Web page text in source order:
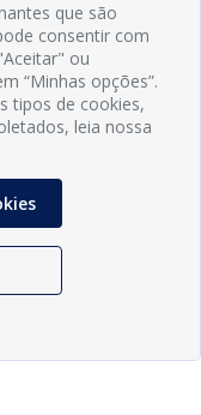
porSogo Tecnologia
que são
consentir com
ou
“Minhas opções”.
tipos de cookies,
leia nossa